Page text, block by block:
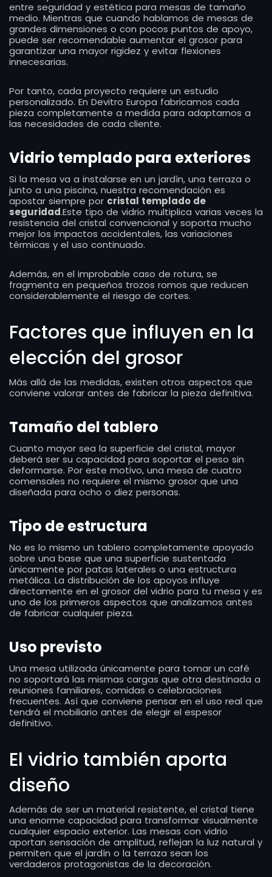
entre seguridad y estética para mesas de tamaño
medio. Mientras que cuando hablamos de mesas de
grandes dimensiones o con pocos puntos de apoyo,
puede ser recomendable aumentar el grosor para
garantizar una mayor rigidez y evitar flexiones
innecesarias.
Por tanto, cada proyecto requiere un estudio
personalizado. En Devitro Europa fabricamos cada
pieza completamente a medida para adaptarnos a
las necesidades de cada cliente.
Vidrio templado para exteriores
Si la mesa va a instalarse en un jardín, una terraza o
junto a una piscina, nuestra recomendación es
apostar siempre por cristal templado de
seguridad.Este tipo de vidrio multiplica varias veces la
resistencia del cristal convencional y soporta mucho
mejor los impactos accidentales, las variaciones
térmicas y el uso continuado.
Además, en el improbable caso de rotura, se
fragmenta en pequeños trozos romos que reducen
considerablemente el riesgo de cortes.
Factores que influyen en la
elección del grosor
Más allá de las medidas, existen otros aspectos que
conviene valorar antes de fabricar la pieza definitiva.
Tamaño del tablero
Cuanto mayor sea la superficie del cristal, mayor
deberá ser su capacidad para soportar el peso sin
deformarse. Por este motivo, una mesa de cuatro
comensales no requiere el mismo grosor que una
diseñada para ocho o diez personas.
Tipo de estructura
No es lo mismo un tablero completamente apoyado
sobre una base que una superficie sustentada
únicamente por patas laterales o una estructura
metálica. La distribución de los apoyos influye
directamente en el grosor del vidrio para tu mesa y es
uno de los primeros aspectos que analizamos antes
de fabricar cualquier pieza.
Uso previsto
Una mesa utilizada únicamente para tomar un café
no soportará las mismas cargas que otra destinada a
reuniones familiares, comidas o celebraciones
frecuentes. Así que conviene pensar en el uso real que
tendrá el mobiliario antes de elegir el espesor
definitivo.
El vidrio también aporta
diseño
Además de ser un material resistente, el cristal tiene
una enorme capacidad para transformar visualmente
cualquier espacio exterior. Las mesas con vidrio
aportan sensación de amplitud, reflejan la luz natural y
permiten que el jardín o la terraza sean los
verdaderos protagonistas de la decoración.